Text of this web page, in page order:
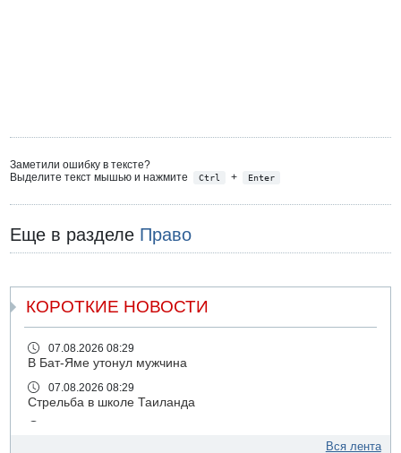
Заметили ошибку в тексте?
Выделите текст мышью и нажмите
Ctrl + Enter
Еще в разделе Право
КОРОТКИЕ НОВОСТИ
07.08.2026 08:29
В Бат-Яме утонул мужчина
07.08.2026 08:29
Стрельба в школе Таиланда
Вся лента